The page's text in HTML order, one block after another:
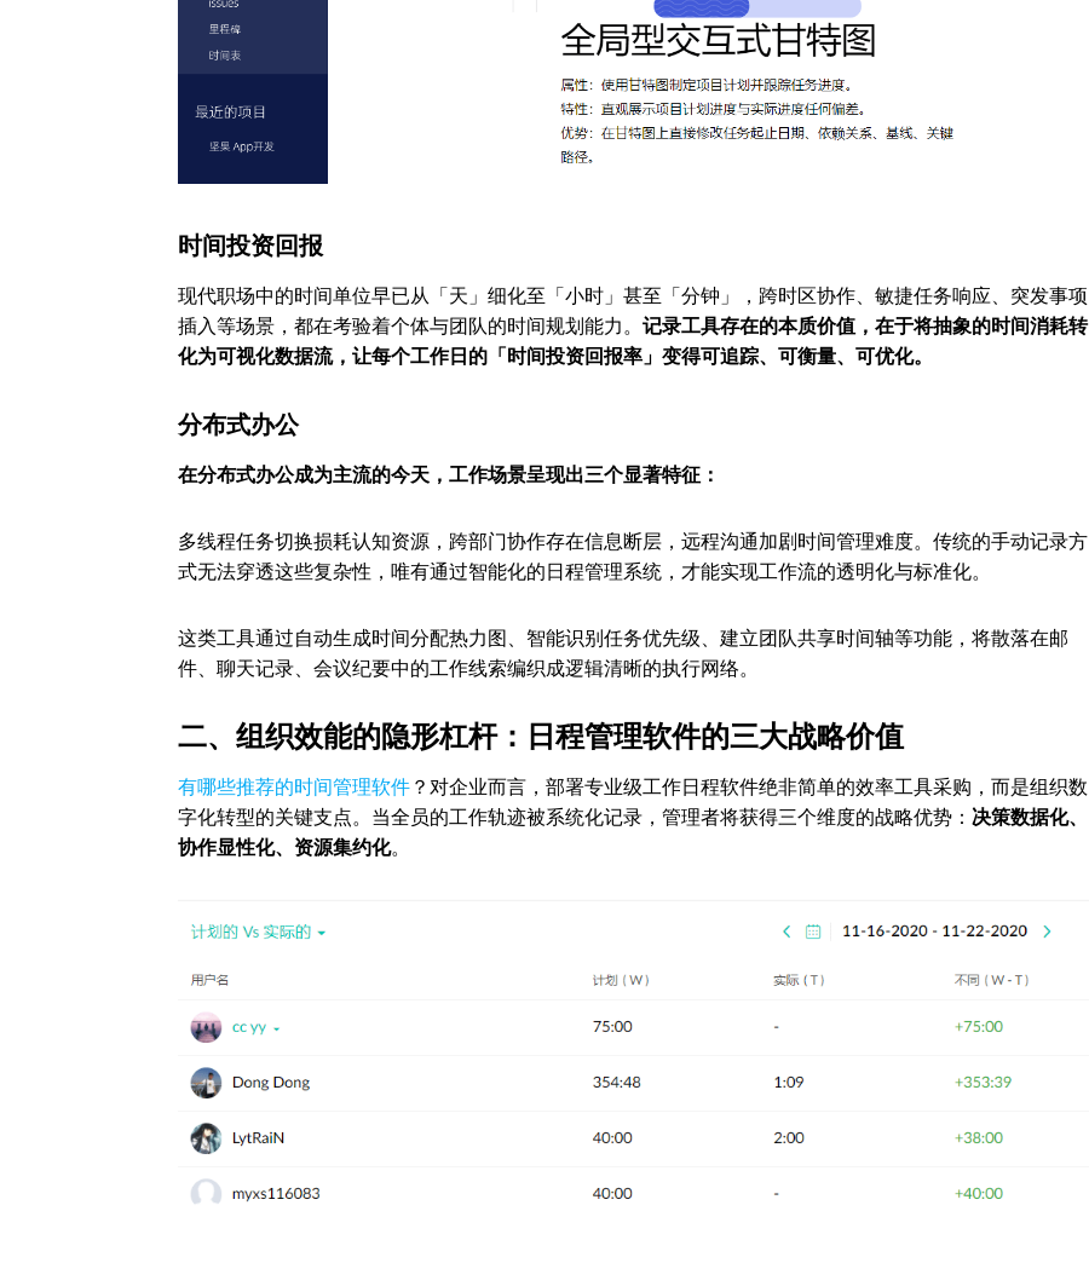
时间投资回报
现代职场中的时间单位早已从「天」细化至「小时」甚至「分钟」，跨时区协作、敏捷任务响应、突发事项
插入等场景，都在考验着个体与团队的时间规划能力。 记录工具存在的本质价值，在于将抽象的时间消耗转
化为可视化数据流，让每个工作日的「时间投资回报率」变得可追踪、可衡量、可优化。
分布式办公
在分布式办公成为主流的今天，工作场景呈现出三个显著特征：
多线程任务切换损耗认知资源，跨部门协作存在信息断层，远程沟通加剧时间管理难度。传统的手动记录方
式无法穿透这些复杂性，唯有通过智能化的日程管理系统，才能实现工作流的透明化与标准化。
这类工具通过自动生成时间分配热力图、智能识别任务优先级、建立团队共享时间轴等功能，将散落在邮
件、聊天记录、会议纪要中的工作线索编织成逻辑清晰的执行网络。
二、组织效能的隐形杠杆：日程管理软件的三大战略价值
有哪些推荐的时间管理软件 ？对企业而言，部署专业级工作日程软件绝非简单的效率工具采购，而是组织数
字化转型的关键支点。当全员的工作轨迹被系统化记录，管理者将获得三个维度的战略优势： 决策数据化、
协作显性化、资源集约化。